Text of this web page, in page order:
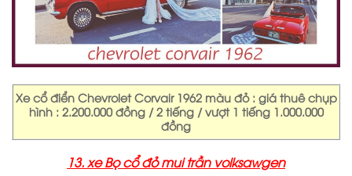
Xe cổ điển Chevrolet Corvair 1962 màu đỏ : giá thuê chụp
hình : 2.200.000 đồng / 2 tiếng / vượt 1 tiếng 1.000.000
đồng
13. xe Bọ cổ đỏ mui trần volksawgen